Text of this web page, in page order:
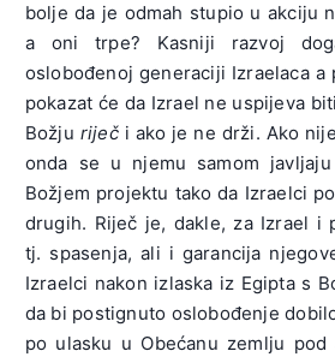
bolje da je odmah stupio u akciju
a oni trpe? Kasniji razvoj
oslobođenoj generaciji Izraelaca a
pokazat će da Izrael ne uspijeva
Božju riječi ako je ne drži. Ako
onda se u njemu samom
Božjem projektu tako da Izraelci
drugih. Riječ je, dakle, za Izrael i
tj. spasenja, ali i garancija
Izraelci nakon izlaska iz Egipta s
da bi postignuto oslobođenje
po ulasku u Obećanu zemlju pod